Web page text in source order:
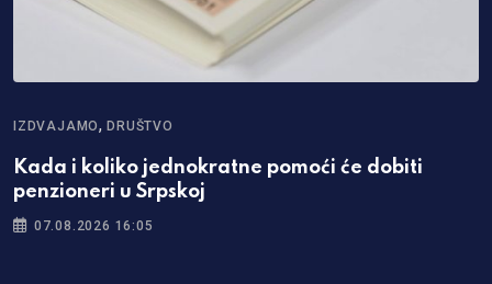
IZDVAJAMO,DRUŠTVO
Kada i koliko jednokratne pomoći će dobiti
penzioneri u Srpskoj
07.08.2026 16:05